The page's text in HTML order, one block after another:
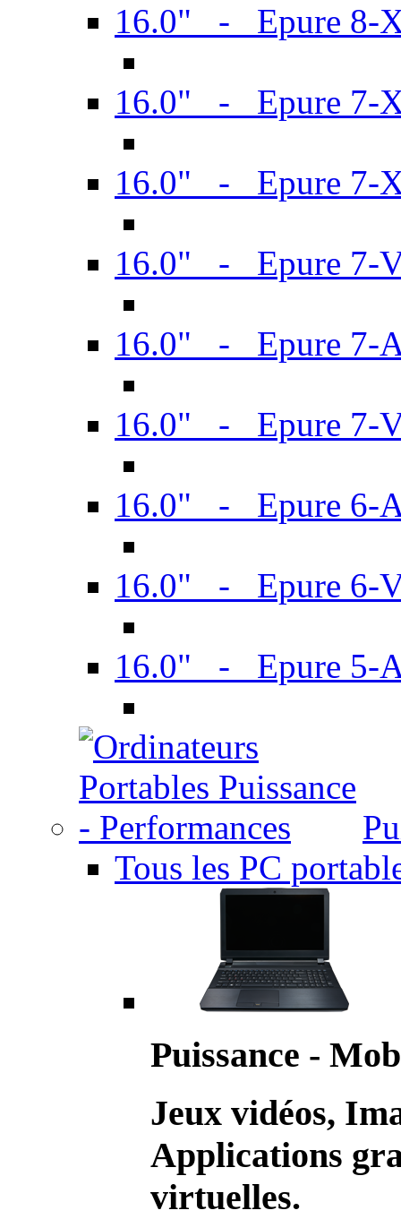
16.0" - Epure 8-
16.0" - Epure 7-
16.0" - Epure 7-
16.0" - Epure 7-
16.0" - Epure 7-
16.0" - Epure 7-
16.0" - Epure 6-
16.0" - Epure 6-
16.0" - Epure 5-
Tous les PC
Puissance -
Jeux vidéos,
Applications
virtuelles.